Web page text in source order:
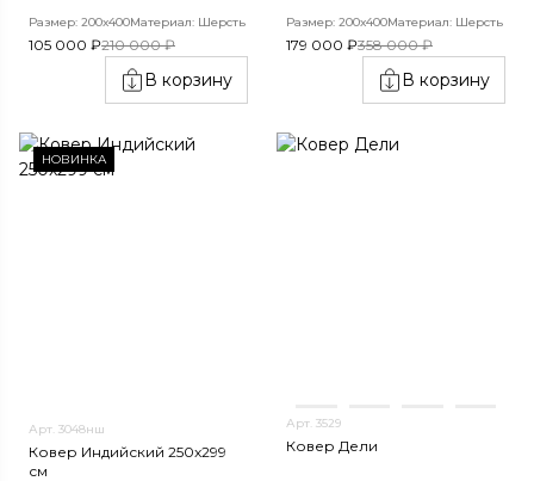
Размер: 200х400Материал: Шерсть
105 000 ₽210 000 ₽
В корзину
Размер: 200х400Материал: Шерсть
179 000 ₽358 000 ₽
В корзину
НОВИНКА
Арт. 3048нш
Ковер Индийский 250x299
см
Арт. 3529
Ковер Дели